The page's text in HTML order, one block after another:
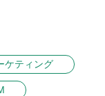
ケティング